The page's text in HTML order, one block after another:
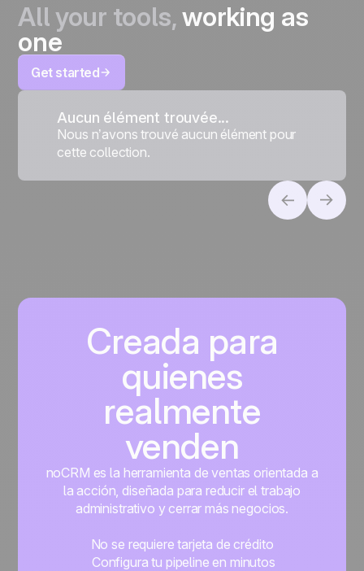
All your tools,working as
one
Get started
Aucun élément trouvée...
Nous n’avons trouvé aucun élément pour
cette collection.
Creada para
quienes
realmente
venden
noCRM es la herramienta de ventas orientada a
la acción, diseñada para reducir el trabajo
administrativo y cerrar más negocios.
No se requiere tarjeta de crédito
Configura tu pipeline en minutos